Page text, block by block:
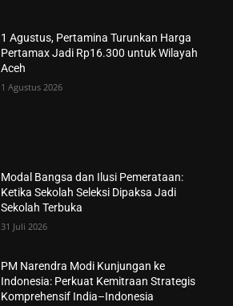
1 Agustus, Pertamina Turunkan Harga
Pertamax Jadi Rp16.300 untuk Wilayah
Aceh
1 Agustus 2026
Modal Bangsa dan Ilusi Pemerataan:
Ketika Sekolah Seleksi Dipaksa Jadi
Sekolah Terbuka
31 Juli 2026
PM Narendra Modi Kunjungan ke
Indonesia: Perkuat Kemitraan Strategis
Komprehensif India–Indonesia